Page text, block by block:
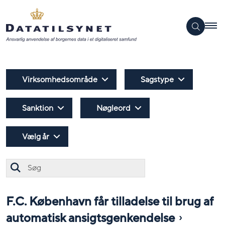
Virksomhedsområde Sagstype
Sanktion Nøgleord
Vælg år
F.C. København får tilladelse til brug af
automatisk ansigtsgenkendelse